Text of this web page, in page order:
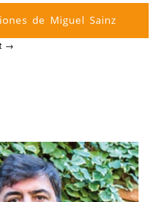
de Miguel Sainz
→